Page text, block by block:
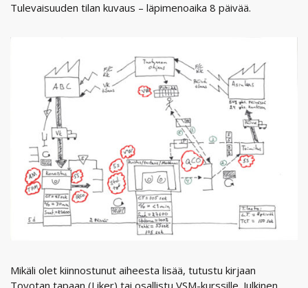
Tulevaisuuden tilan kuvaus – läpimenoaika 8 päivää.
Mikäli olet kiinnostunut aiheesta lisää, tutustu kirjaan
Toyotan tapaan (Liker) tai osallistu VSM-kurssille. Julkinen